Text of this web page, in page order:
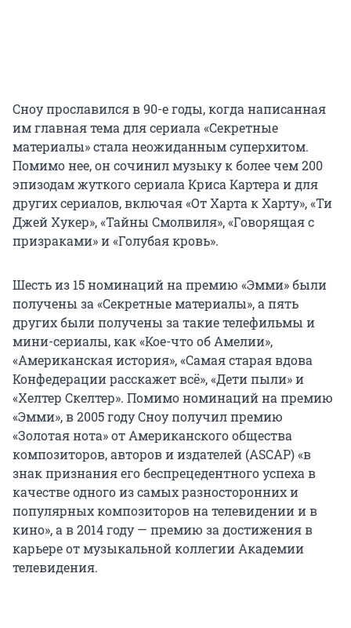
Сноу прославился в 90-е годы, когда написанная
им главная тема для сериала «Секретные
материалы» стала неожиданным суперхитом.
Помимо нее, он сочинил музыку к более чем 200
эпизодам жуткого сериала Криса Картера и для
других сериалов, включая «От Харта к Харту», ​​«Ти
Джей Хукер», «Тайны Смолвиля», «Говорящая с
призраками» и «Голубая кровь».
Шесть из 15 номинаций на премию «Эмми» были
получены за «Секретные материалы», а пять
других были получены за такие телефильмы и
мини-сериалы, как «Кое-что об Амелии»,
«Американская история», «Самая старая вдова
Конфедерации расскажет всё», «Дети пыли» и
«Хелтер Скелтер». Помимо номинаций на премию
«Эмми», в 2005 году Сноу получил премию
«Золотая нота» от Американского общества
композиторов, авторов и издателей (ASCAP) «в
знак признания его беспрецедентного успеха в
качестве одного из самых разносторонних и
популярных композиторов на телевидении и в
кино», а в 2014 году — премию за достижения в
карьере от музыкальной коллегии Академии
телевидения.